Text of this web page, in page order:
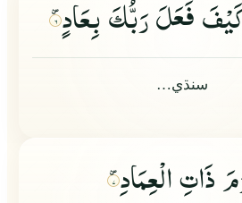
فَعَلَ رَبُّكَ بِعَادٍ ۶
سنڌي…
ذَاتِ الْعِمَادِ ۷